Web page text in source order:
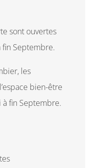
sont ouvertes
fin Septembre.
les
bien-être
fin Septembre.